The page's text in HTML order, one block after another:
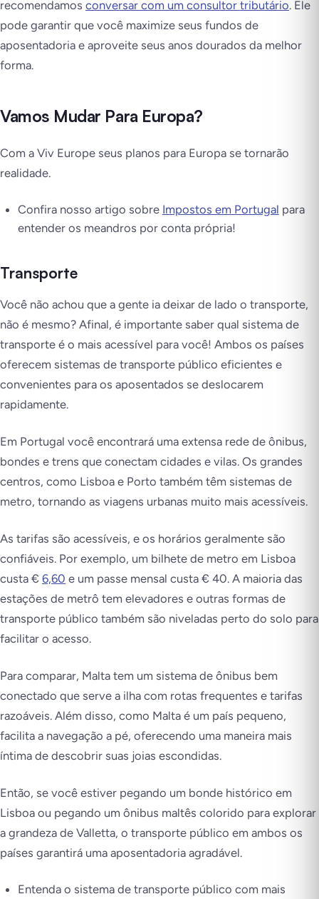
recomendamos conversar com um consultor tributário. Ele
pode garantir que você maximize seus fundos de
aposentadoria e aproveite seus anos dourados da melhor
forma.
Vamos Mudar Para Europa?
Com a Viv Europe seus planos para Europa se tornarão
realidade.
Confira nosso artigo sobre Impostos em Portugal para
entender os meandros por conta própria!
Transporte
Você não achou que a gente ia deixar de lado o transporte,
não é mesmo? Afinal, é importante saber qual sistema de
transporte é o mais acessível para você! Ambos os países
oferecem sistemas de transporte público eficientes e
convenientes para os aposentados se deslocarem
rapidamente.
Em Portugal você encontrará uma extensa rede de ônibus,
bondes e trens que conectam cidades e vilas. Os grandes
centros, como Lisboa e Porto também têm sistemas de
metro, tornando as viagens urbanas muito mais acessíveis.
As tarifas são acessíveis, e os horários geralmente são
confiáveis. Por exemplo, um bilhete de metro em Lisboa
custa € 6,60 e um passe mensal custa € 40. A maioria das
estações de metrô tem elevadores e outras formas de
transporte público também são niveladas perto do solo para
facilitar o acesso.
Para comparar, Malta tem um sistema de ônibus bem
conectado que serve a ilha com rotas frequentes e tarifas
razoáveis. Além disso, como Malta é um país pequeno,
facilita a navegação a pé, oferecendo uma maneira mais
íntima de descobrir suas joias escondidas.
Então, se você estiver pegando um bonde histórico em
Lisboa ou pegando um ônibus maltês colorido para explorar
a grandeza de Valletta, o transporte público em ambos os
países garantirá uma aposentadoria agradável.
Entenda o sistema de transporte público com mais